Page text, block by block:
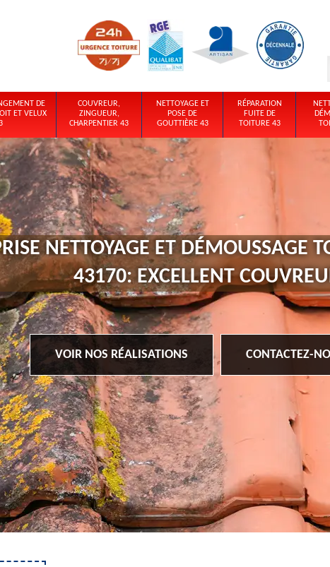
DE
ET VELUX
COUVREUR,
ZINGUEUR,
CHARPENTIER 43
NETTOYAGE ET
POSE DE
GOUTTIÈRE 43
RÉPARATION
FUITE DE
TOITURE 43
NETTOYAGE ET DÉMOUSSAGE
43170: EXCELLENT
VOIR NOS RÉALISATIONS CONTACTEZ-